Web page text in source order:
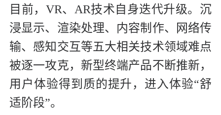
目前，VR、AR技术自身迭代升级。沉
浸显示、渲染处理、内容制作、网络传
输、感知交互等五大相关技术领域难点
被逐一攻克，新型终端产品不断推新，
用户体验得到质的提升，进入体验“舒
适阶段”。